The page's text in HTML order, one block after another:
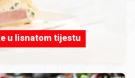
u lisnatom tijestu